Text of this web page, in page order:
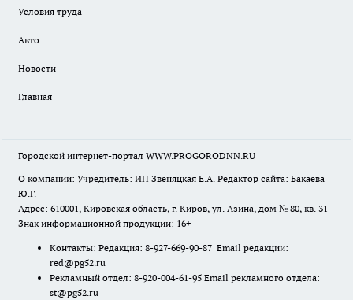
Условия труда
Авто
Новости
Главная
Городской интернет-портал WWW.PROGORODNN.RU
О компании: Учредитель: ИП Звеняцкая Е.А. Редактор сайта: Бакаева
Ю.Г.
Адрес: 610001, Кировская область, г. Киров, ул. Азина, дом № 80, кв. 31
Знак информационной продукции: 16+
Контакты: Редакция: 8-927-669-90-87 Email редакции:
red@pg52.ru
Рекламный отдел: 8-920-004-61-95 Email рекламного отдела:
st@pg52.ru